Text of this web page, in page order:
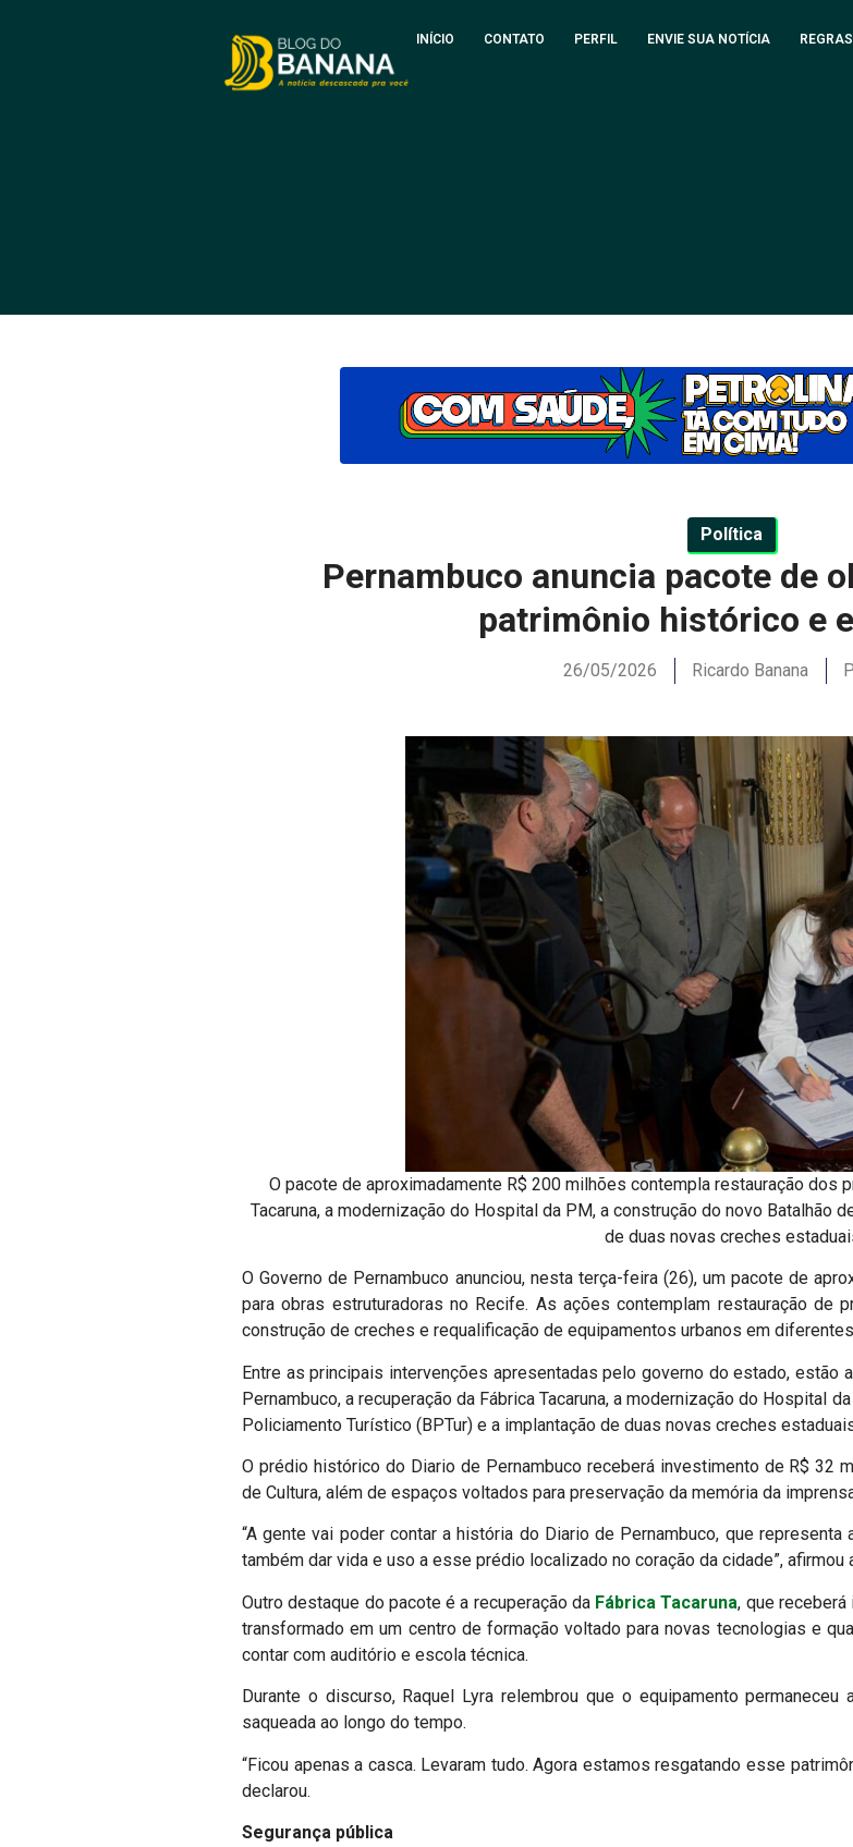
INÍCIO CONTATO PERFIL ENVIE SUA NOTÍCIA REGRAS
Política
Pernambuco anuncia pacote de
patrimônio histórico e
26/05/2026 Ricardo Banana
O pacote de aproximadamente R$ 200 milhões contempla restauração dos
Tacaruna, a modernização do Hospital da PM, a construção do novo Batalhão
de duas novas creches
O Governo de Pernambuco anunciou, nesta terça-feira (26), um pacote de
para obras estruturadoras no Recife. As ações contemplam restauração de
construção de creches e requalificação de equipamentos urbanos em
Entre as principais intervenções apresentadas pelo governo do estado, estão
Pernambuco, a recuperação da Fábrica Tacaruna, a modernização do Hospital
Policiamento Turístico (BPTur) e a implantação de duas novas creches
O prédio histórico do Diario de Pernambuco receberá investimento de R$ 32
de Cultura, além de espaços voltados para preservação da memória da
“A gente vai poder contar a história do Diario de Pernambuco, que
também dar vida e uso a esse prédio localizado no coração da cidade”, afirmou
Outro destaque do pacote é a recuperação da Fábrica Tacaruna, que
transformado em um centro de formação voltado para novas tecnologias e
contar com auditório e escola técnica.
Durante o discurso, Raquel Lyra relembrou que o equipamento
saqueada ao longo do tempo.
“Ficou apenas a casca. Levaram tudo. Agora estamos resgatando esse
declarou.
Segurança pública